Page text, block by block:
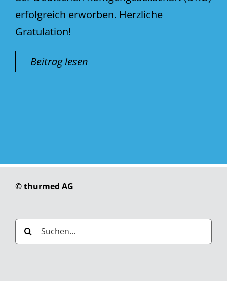
erfolgreich erworben. Herzliche
Gratulation!
Beitrag lesen
© thurmed AG
Suche
nach: